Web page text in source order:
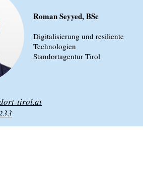
Roman Seyyed, BSc
Digitalisierung und resiliente
Technologien
Standortagentur Tirol
tirol.at